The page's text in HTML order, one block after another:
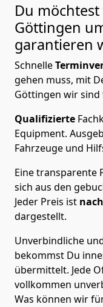
Du
Göttingen
garantieren
Schnelle
gehen muss, mit
Göttingen wir sind
Qualifizierte
Equipment.
Fahrzeuge und
Eine transparente
sich aus den
Jeder Preis ist
dargestellt.
Unverbindliche
bekommst Du
übermittelt. Jede
vollkommen
Was können wir